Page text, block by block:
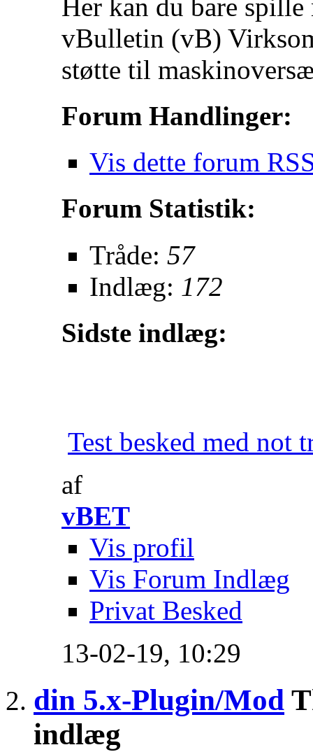
Her kan du bare spille
vBulletin (vB)
støtte til
Forum Handlinger:
Vis dette forum
Forum Statistik:
Tråde: 57
Indlæg: 172
Sidste indlæg:
Test besked med not
af
vBET
Vis profil
Vis Forum Indlæg
Privat Besked
13-02-19, 10:29
din 5.x-Plugin/Mod
indlæg